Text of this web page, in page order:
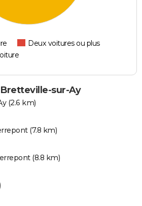
Deux voitures ou plus
sur-Ay
(2.6 km)
(7.8 km)
(8.8 km)